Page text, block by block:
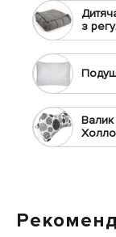
з
Валик